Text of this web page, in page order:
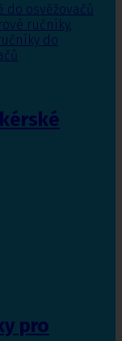
do osvěžovačů
ručníky,
do
pro